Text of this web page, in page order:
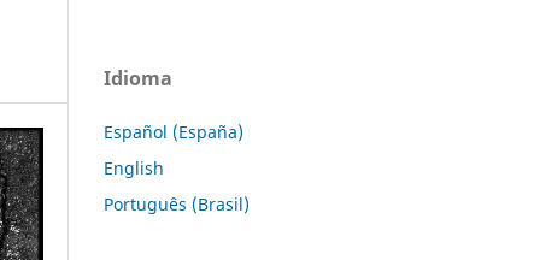
Idioma
Español (España)
English
Português (Brasil)